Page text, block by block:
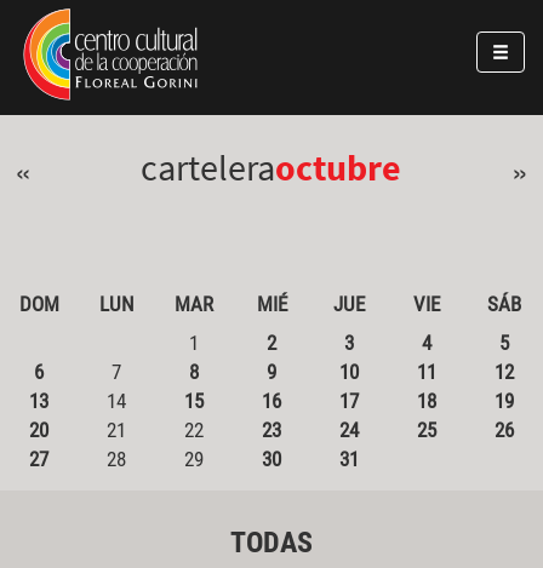
Pasar al contenido principal
Jump to main content
« carteleraoctubre »
DOM LUN MAR MIÉ JUE VIE
SÁB
1
2 3 4
5
6
7 8 9 10 11
12
13
14 15 16 17 18
19
20
21 22 23 24 25
26
27
28 29 30 31
TODAS